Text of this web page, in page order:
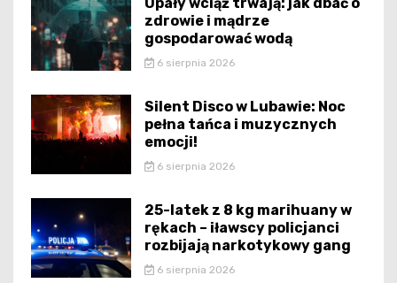
zdrowie i mądrze
gospodarować wodą
6 sierpnia 2026
Silent Disco w Lubawie: Noc
pełna tańca i muzycznych
emocji!
6 sierpnia 2026
25-latek z 8 kg marihuany w
rękach – iławscy policjanci
rozbijają narkotykowy gang
6 sierpnia 2026